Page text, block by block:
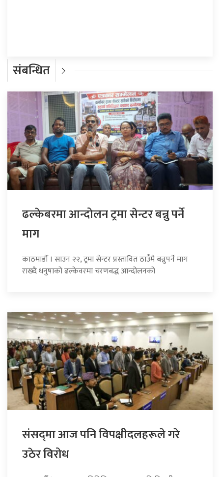
संबन्धित
ढल्केबरमा आन्दोलन ट्रमा सेन्टर बन्नु पर्ने
माग
काठमाडौँ । साउन २२, ट्रमा सेन्टर प्रस्तावित ठाउँमै बन्नुपर्ने माग
राख्दै धनुषाको ढल्केवरमा चरणबद्ध आन्दोलनको
संसद्‍मा आज पनि विपक्षीदलहरूले गरे
उठेर विरोध